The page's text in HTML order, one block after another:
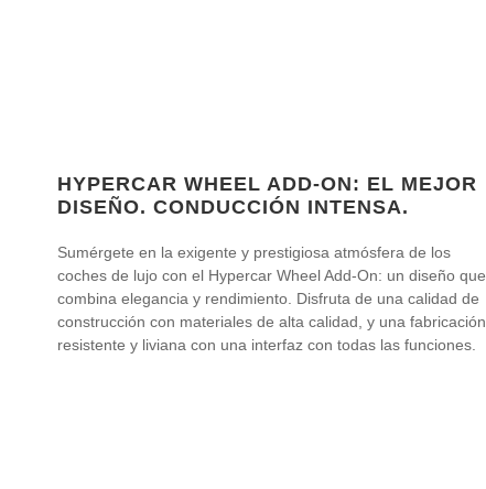
HYPERCAR WHEEL ADD-ON: EL MEJOR
DISEÑO. CONDUCCIÓN INTENSA.
Sumérgete en la exigente y prestigiosa atmósfera de los
coches de lujo con el Hypercar Wheel Add-On: un diseño que
combina elegancia y rendimiento. Disfruta de una calidad de
construcción con materiales de alta calidad, y una fabricación
resistente y liviana con una interfaz con todas las funciones.